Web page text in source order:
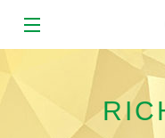
業務發展